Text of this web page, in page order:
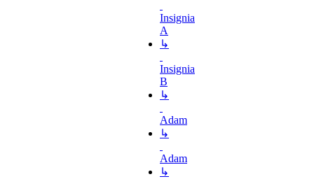
Insignia
A
↳
Insignia
B
↳
Adam
↳
Adam
↳